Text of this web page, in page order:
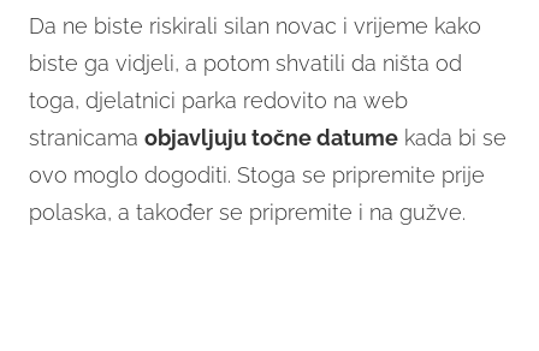
Da ne biste riskirali silan novac i vrijeme kako
biste ga vidjeli, a potom shvatili da ništa od
toga, djelatnici parka redovito na web
stranicama objavljuju točne datume kada bi se
ovo moglo dogoditi. Stoga se pripremite prije
polaska, a također se pripremite i na gužve.